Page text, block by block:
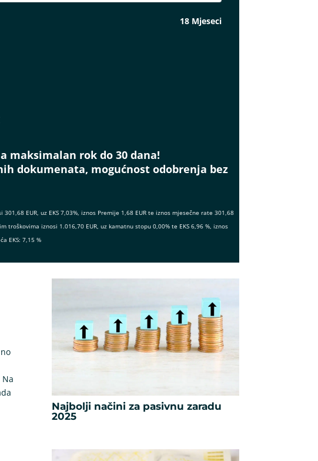
18 Mjeseci
maksimalan rok do 30 dana!
dokumenata, mogućnost odobrenja bez
EUR, uz EKS 7,03%, iznos Premije 1,68 EUR te iznos mjesečne rate 301,68
troškovima iznosi 1.016,70 EUR, uz kamatnu stopu 0,00% te EKS 6,96 %, iznos
EKS: 7,15 %
Najbolji načini za pasivnu zaradu
2025